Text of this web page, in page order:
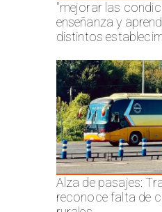
"mejorar las
enseñanza y
distintos
Alza de pasajes:
reconoce falta de